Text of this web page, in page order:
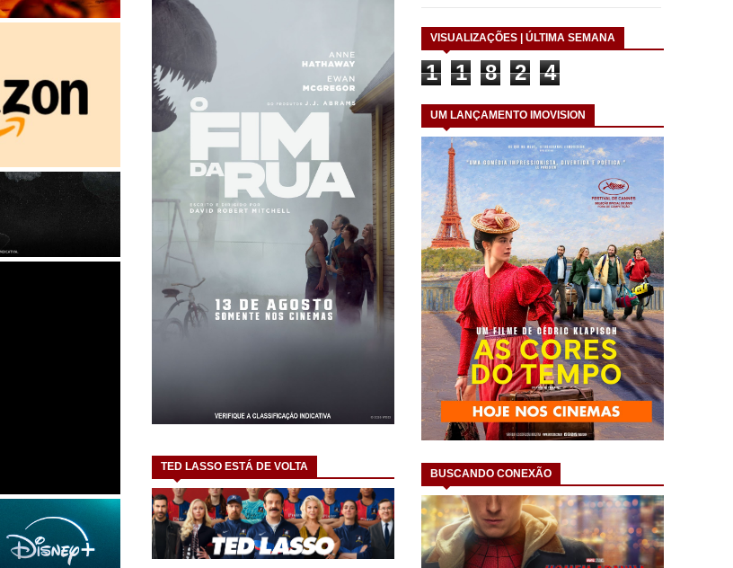
TED LASSO ESTÁ DE VOLTA
VISUALIZAÇÕES | ÚLTIMA SEMANA
1 1 8 2 4
UM LANÇAMENTO IMOVISION
BUSCANDO CONEXÃO